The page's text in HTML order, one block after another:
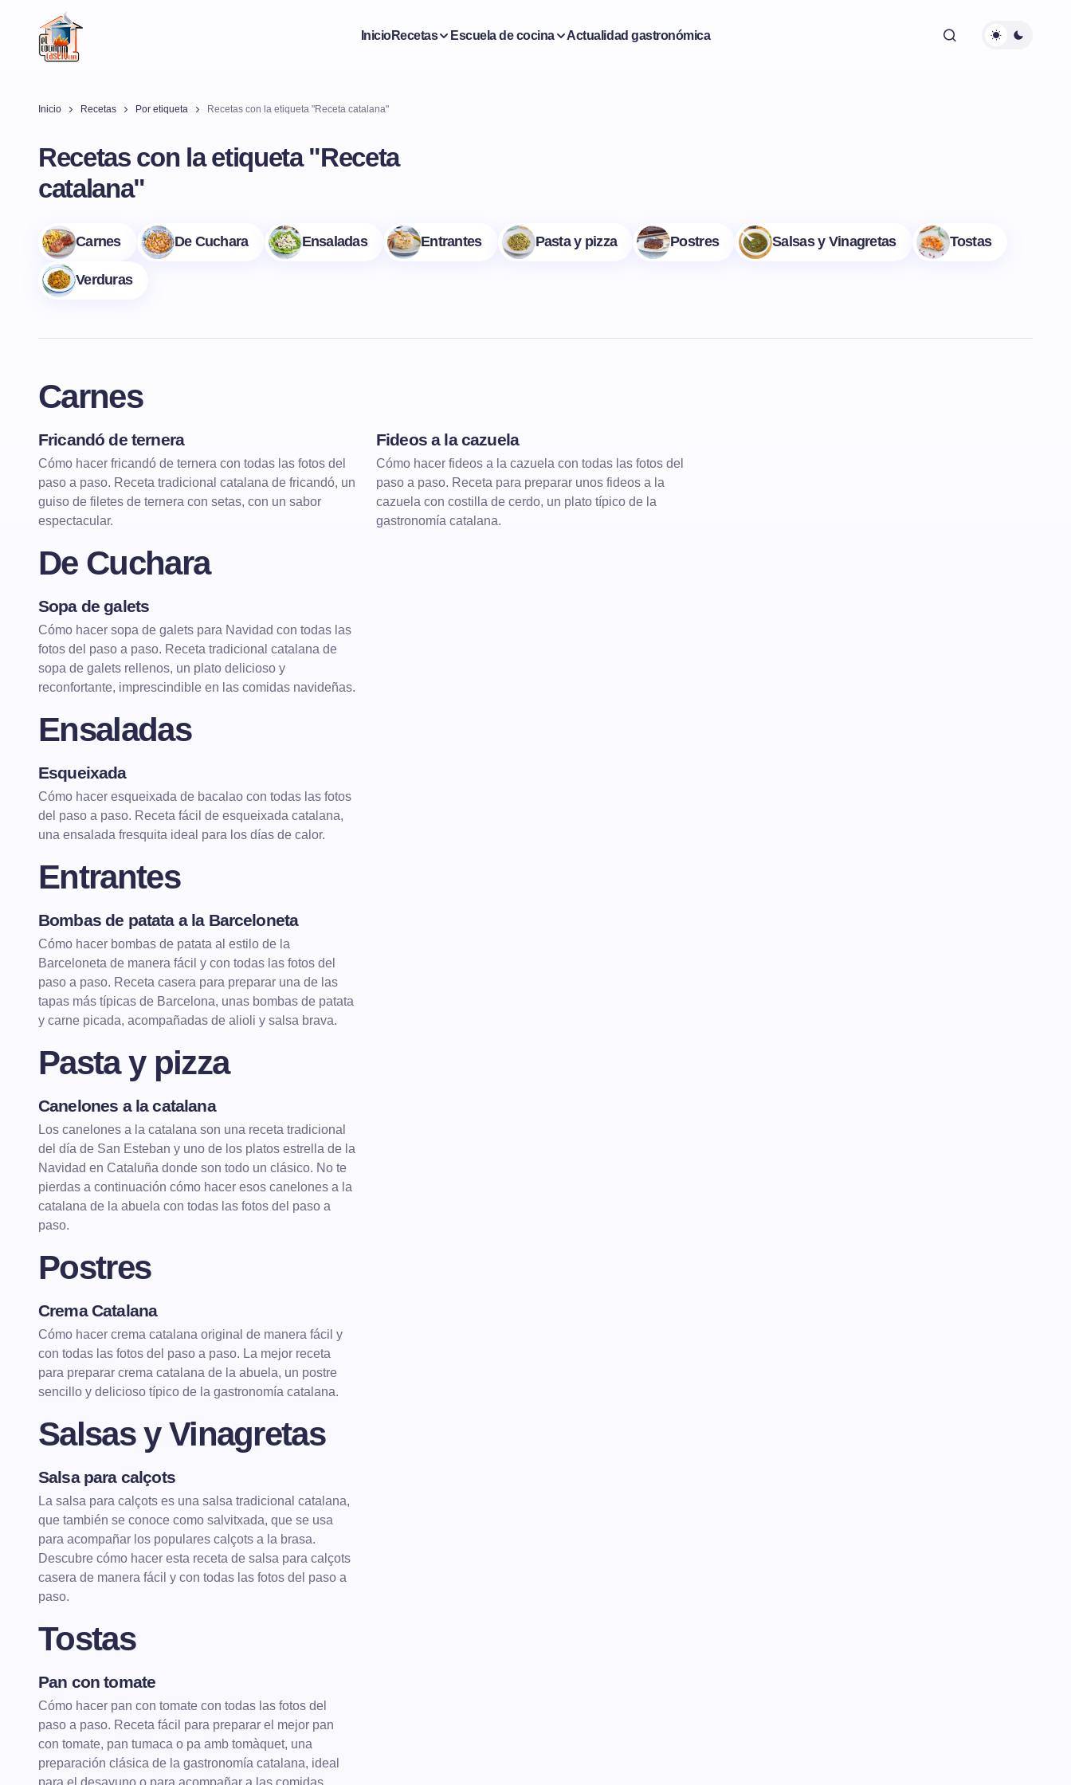
InicioRecetas Escuela de cocina Actualidad gastronómica
Inicio Recetas Por etiqueta Recetas con la etiqueta "Receta catalana"
Recetas con la etiqueta "Receta
catalana"
Carnes De Cuchara Ensaladas Entrantes Pasta y pizza Postres Salsas y Vinagretas Tostas
Verduras
Carnes
Fricandó de ternera
Cómo hacer fricandó de ternera con todas las fotos del
paso a paso. Receta tradicional catalana de fricandó, un
guiso de filetes de ternera con setas, con un sabor
espectacular.
Fideos a la cazuela
Cómo hacer fideos a la cazuela con todas las fotos del
paso a paso. Receta para preparar unos fideos a la
cazuela con costilla de cerdo, un plato típico de la
gastronomía catalana.
De Cuchara
Sopa de galets
Cómo hacer sopa de galets para Navidad con todas las
fotos del paso a paso. Receta tradicional catalana de
sopa de galets rellenos, un plato delicioso y
reconfortante, imprescindible en las comidas navideñas.
Ensaladas
Esqueixada
Cómo hacer esqueixada de bacalao con todas las fotos
del paso a paso. Receta fácil de esqueixada catalana,
una ensalada fresquita ideal para los días de calor.
Entrantes
Bombas de patata a la Barceloneta
Cómo hacer bombas de patata al estilo de la
Barceloneta de manera fácil y con todas las fotos del
paso a paso. Receta casera para preparar una de las
tapas más típicas de Barcelona, unas bombas de patata
y carne picada, acompañadas de alioli y salsa brava.
Pasta y pizza
Canelones a la catalana
Los canelones a la catalana son una receta tradicional
del día de San Esteban y uno de los platos estrella de la
Navidad en Cataluña donde son todo un clásico. No te
pierdas a continuación cómo hacer esos canelones a la
catalana de la abuela con todas las fotos del paso a
paso.
Postres
Crema Catalana
Cómo hacer crema catalana original de manera fácil y
con todas las fotos del paso a paso. La mejor receta
para preparar crema catalana de la abuela, un postre
sencillo y delicioso típico de la gastronomía catalana.
Salsas y Vinagretas
Salsa para calçots
La salsa para calçots es una salsa tradicional catalana,
que también se conoce como salvitxada, que se usa
para acompañar los populares calçots a la brasa.
Descubre cómo hacer esta receta de salsa para calçots
casera de manera fácil y con todas las fotos del paso a
paso.
Tostas
Pan con tomate
Cómo hacer pan con tomate con todas las fotos del
paso a paso. Receta fácil para preparar el mejor pan
con tomate, pan tumaca o pa amb tomàquet, una
preparación clásica de la gastronomía catalana, ideal
para el desayuno o para acompañar a las comidas.